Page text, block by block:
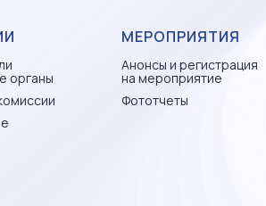
органы
МЕРОПРИЯТИЯ
Анонсы и регистрация
на мероприятие
Фототчеты